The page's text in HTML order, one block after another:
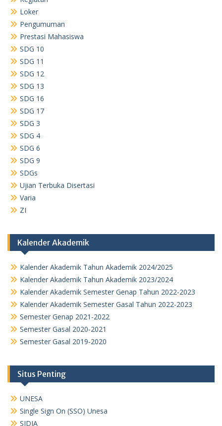
Loker
Pengumuman
Prestasi Mahasiswa
SDG 10
SDG 11
SDG 12
SDG 13
SDG 16
SDG 17
SDG 3
SDG 4
SDG 6
SDG 9
SDGs
Ujian Terbuka Disertasi
Varia
ZI
Kalender Akademik
Kalender Akademik Tahun Akademik 2024/2025
Kalender Akademik Tahun Akademik 2023/2024
Kalender Akademik Semester Genap Tahun 2022-2023
Kalender Akademik Semester Gasal Tahun 2022-2023
Semester Genap 2021-2022
Semester Gasal 2020-2021
Semester Gasal 2019-2020
Situs Penting
UNESA
Single Sign On (SSO) Unesa
SIDIA